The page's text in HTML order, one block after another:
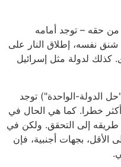
حقه – توجد أمامه
نفسه، إطلاق النار على
كذلك لدولة مثل إسرائيل
الدولة-الواحدة") توجد
أكثر خطرا. كما هي الحال في
طريقه إلى التحقق. ولكن في
الأقل، بجهات أجنبية، فإن